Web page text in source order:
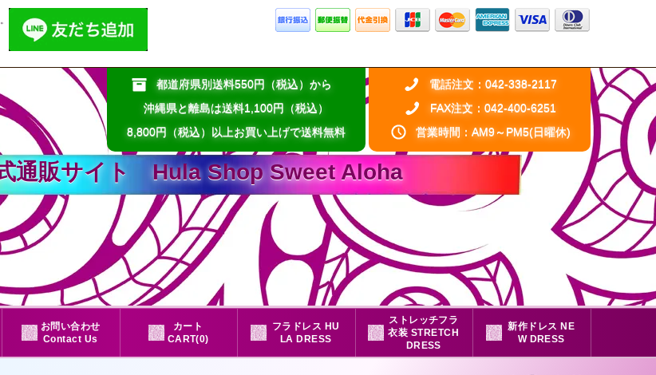
通販サイト Hula Shop Sweet Aloha
都道府県別送料550円（税込）から
沖縄県と離島は送料1,100円（税込）
8,800円（税込）以上お買い上げで送料無料
電話注文：042-338-2117
FAX注文：042-400-6251
営業時間：AM9～PM5(日曜休)
お問い合わせ
Contact Us
カート
CART(0)
フラドレス HU
LA DRESS
ストレッチフラ
衣装 STRETCH
DRESS
新作ドレス NE
W DRESS